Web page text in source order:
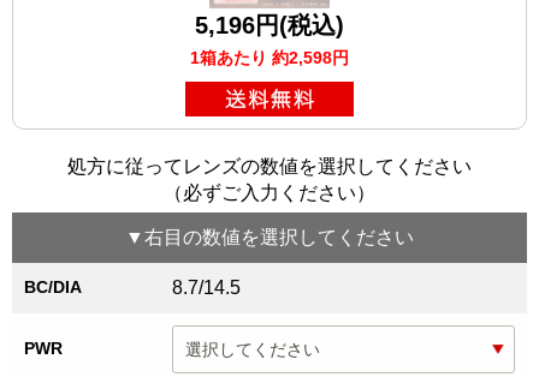
5,196円(税込)
1箱あたり 約2,598円
処方に従ってレンズの数値を選択してください
（必ずご入力ください）
▼右目 の数値を選択してください
BC/DIA 8.7/14.5
PWR